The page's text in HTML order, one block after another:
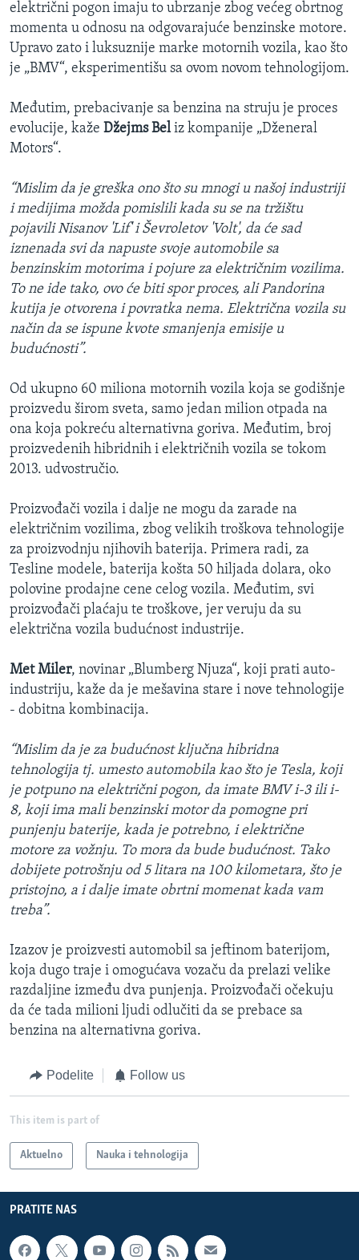
električni pogon imaju to ubrzanje zbog većeg obrtnog
momenta u odnosu na odgovarajuće benzinske motore.
Upravo zato i luksuznije marke motornih vozila, kao što
je „BMV“, eksperimentišu sa ovom novom tehnologijom.
Međutim, prebacivanje sa benzina na struju je proces
evolucije, kaže Džejms Beliz kompanije „Dženeral
Motors“.
“Mislim da je greška ono što su mnogi u našoj industriji
i medijima možda pomislili kada su se na tržištu
pojavili Nisanov 'Lif' i Ševroletov 'Volt', da će sad
iznenada svi da napuste svoje automobile sa
benzinskim motorima i pojure za električnim vozilima.
To ne ide tako, ovo će biti spor proces, ali Pandorina
kutija je otvorena i povratka nema. Električna vozila su
način da se ispune kvote smanjenja emisije u
budućnosti”.
Od ukupno 60 miliona motornih vozila koja se godišnje
proizvedu širom sveta, samo jedan milion otpada na
ona koja pokreću alternativna goriva. Međutim, broj
proizvedenih hibridnih i električnih vozila se tokom
2013. udvostručio.
Proizvođači vozila i dalje ne mogu da zarade na
električnim vozilima, zbog velikih troškova tehnologije
za proizvodnju njihovih baterija. Primera radi, za
Tesline modele, baterija košta 50 hiljada dolara, oko
polovine prodajne cene celog vozila. Međutim, svi
proizvođači plaćaju te troškove, jer veruju da su
električna vozila budućnost industrije.
Met Miler, novinar „Blumberg Njuza“, koji prati auto-
industriju, kaže da je mešavina stare i nove tehnologije
- dobitna kombinacija.
“Mislim da je za budućnost ključna hibridna
tehnologija tj. umesto automobila kao što je Tesla, koji
je potpuno na električni pogon, da imate BMV i-3 ili i-
8, koji ima mali benzinski motor da pomogne pri
punjenju baterije, kada je potrebno, i električne
motore za vožnju. To mora da bude budućnost. Tako
dobijete potrošnju od 5 litara na 100 kilometara, što je
pristojno, a i dalje imate obrtni momenat kada vam
treba”.
Izazov je proizvesti automobil sa jeftinom baterijom,
koja dugo traje i omogućava vozaču da prelazi velike
razdaljine između dva punjenja. Proizvođači očekuju
da će tada milioni ljudi odlučiti da se prebace sa
benzina na alternativna goriva.
Podelite Follow us
This item is part of
Aktuelno Nauka i tehnologija
PRATITE NAS